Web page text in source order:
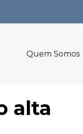
Quem Somos
alta